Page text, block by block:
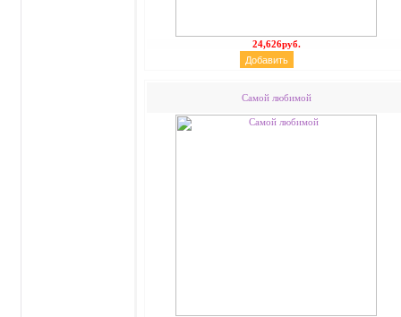
24,626руб.
Самой любимой